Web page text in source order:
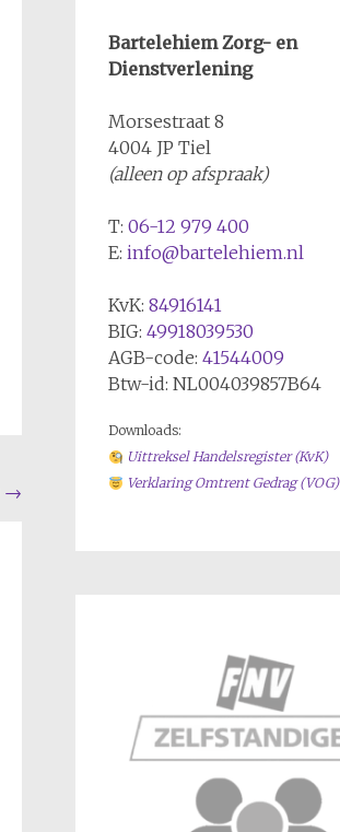
→
Bartelehiem Zorg- en
Dienstverlening
Morsestraat 8
4004 JP Tiel
(alleen op afspraak)
T: 06-12 979 400
E: info@bartelehiem.nl
KvK: 84916141
BIG: 49918039530
AGB-code: 41544009
Btw-id: NL004039857B64
Downloads:
Uittreksel Handelsregister (KvK)
Verklaring Omtrent Gedrag (VOG)